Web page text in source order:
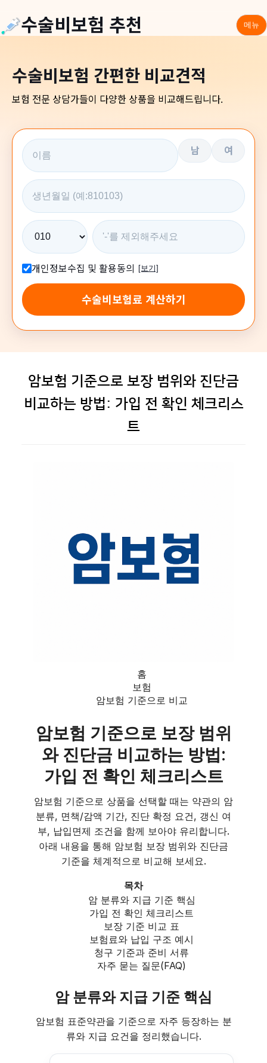
수술비보험 추천 메뉴
수술비보험 간편한 비교견적
보험 전문 상담가들이 다양한 상품을 비교해드립니다.
남 여
개인정보수집 및 활용동의 [보기]
수술비보험료 계산하기
암보험 기준으로 보장 범위와 진단금
비교하는 방법: 가입 전 확인 체크리스
트
홈
보험
암보험 기준으로 비교
암보험 기준으로 보장 범위
와 진단금 비교하는 방법:
가입 전 확인 체크리스트
암보험 기준으로 상품을 선택할 때는 약관의 암
분류, 면책/감액 기간, 진단 확정 요건, 갱신 여
부, 납입면제 조건을 함께 보아야 유리합니다.
아래 내용을 통해 암보험 보장 범위와 진단금
기준을 체계적으로 비교해 보세요.
목차
암 분류와 지급 기준 핵심
가입 전 확인 체크리스트
보장 기준 비교 표
보험료와 납입 구조 예시
청구 기준과 준비 서류
자주 묻는 질문(FAQ)
암 분류와 지급 기준 핵심
암보험 표준약관을 기준으로 자주 등장하는 분
류와 지급 요건을 정리했습니다.